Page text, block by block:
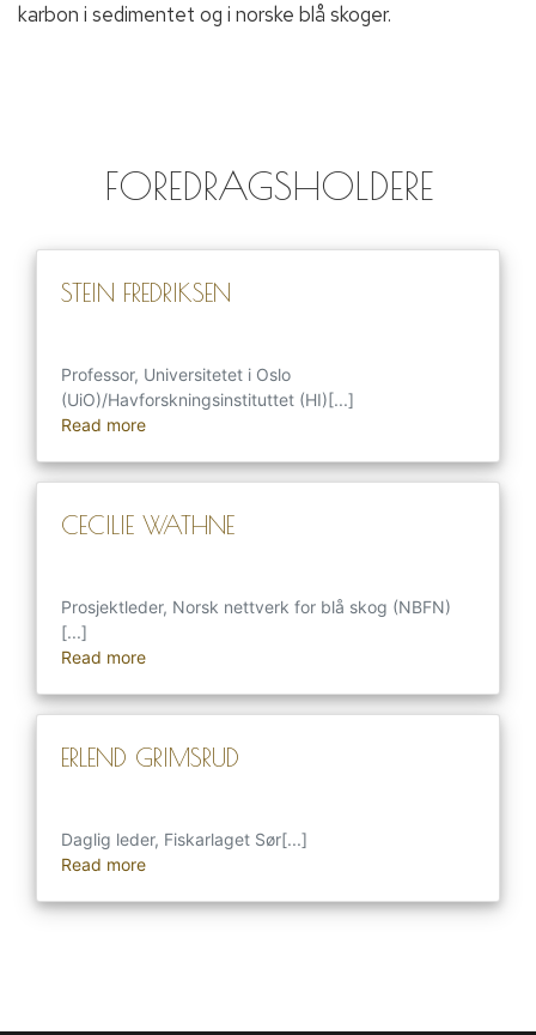
karbon i sedimentet og i norske blå skoger.
FOREDRAGSHOLDERE
STEIN FREDRIKSEN
Professor, Universitetet i Oslo
(UiO)/Havforskningsinstituttet (HI)[...]
Read more
CECILIE WATHNE
Prosjektleder, Norsk nettverk for blå skog (NBFN)
[...]
Read more
ERLEND GRIMSRUD
Daglig leder, Fiskarlaget Sør[...]
Read more